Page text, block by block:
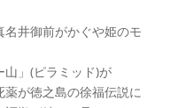
井御前がかぐや姫のモ
」(ピラミッド)が
が徳之島の徐福伝説に